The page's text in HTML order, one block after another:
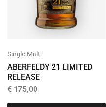
Single Malt
ABERFELDY 21 LIMITED
RELEASE
€ 175,00